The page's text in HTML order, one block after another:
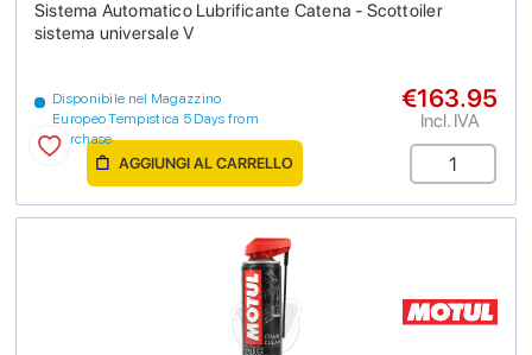
Sistema Automatico Lubrificante Catena - Scottoiler
sistema universale V
Disponibile nel Magazzino
Europeo Tempistica 5 Days from
purchase
€163.95
Incl. IVA
AGGIUNGI AL CARRELLO